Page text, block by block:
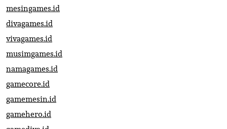
mesingames.id
divagames.id
vivagames.id
musimgames.id
namagames.id
gamecore.id
gamemesin.id
gamehero.id